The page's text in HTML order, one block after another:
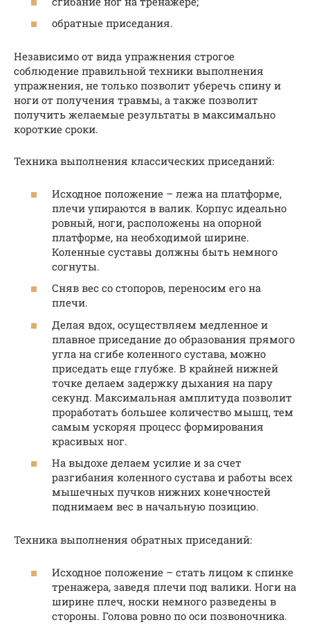
обратные приседания.
Независимо от вида упражнения строгое
соблюдение правильной техники выполнения
упражнения, не только позволит уберечь спину и
ноги от получения травмы, а также позволит
получить желаемые результаты в максимально
короткие сроки.
Техника выполнения классических приседаний:
Исходное положение – лежа на платформе,
плечи упираются в валик. Корпус идеально
ровный, ноги, расположены на опорной
платформе, на необходимой ширине.
Коленные суставы должны быть немного
согнуты.
Сняв вес со стопоров, переносим его на
плечи.
Делая вдох, осуществляем медленное и
плавное приседание до образования прямого
угла на сгибе коленного сустава, можно
приседать еще глубже. В крайней нижней
точке делаем задержку дыхания на пару
секунд. Максимальная амплитуда позволит
проработать большее количество мышц, тем
самым ускоряя процесс формирования
красивых ног.
На выдохе делаем усилие и за счет
разгибания коленного сустава и работы всех
мышечных пучков нижних конечностей
поднимаем вес в начальную позицию.
Техника выполнения обратных приседаний:
Исходное положение – стать лицом к спинке
тренажера, заведя плечи под валики. Ноги на
ширине плеч, носки немного разведены в
стороны. Голова ровно по оси позвоночника.